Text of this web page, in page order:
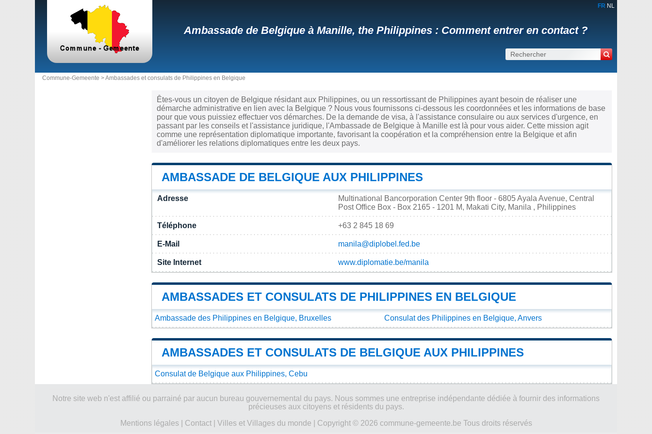
FR NL
Ambassade de Belgique à Manille, the Philippines : Comment entrer en contact ?
Commune-Gemeente >Ambassades et consulats de Philippines en Belgique
Êtes-vous un citoyen de Belgique résidant aux Philippines, ou un ressortissant de Philippines ayant besoin de réaliser une
démarche administrative en lien avec la Belgique ? Nous vous fournissons ci-dessous les coordonnées et les informations de base
pour que vous puissiez effectuer vos démarches. De la demande de visa, à l'assistance consulaire ou aux services d'urgence, en
passant par les conseils et l'assistance juridique, l'Ambassade de Belgique à Manille est là pour vous aider. Cette mission agit
comme une représentation diplomatique importante, favorisant la coopération et la compréhension entre la Belgique et afin
d'améliorer les relations diplomatiques entre les deux pays.
AMBASSADE DE BELGIQUE AUX PHILIPPINES
Adresse
Multinational Bancorporation Center 9th floor - 6805 Ayala Avenue, Central
Post Office Box - Box 2165 - 1201 M, Makati City, Manila , Philippines
Téléphone +63 2 845 18 69
E-Mail manila@diplobel.fed.be
Site Internet www.diplomatie.be/manila
AMBASSADES ET CONSULATS DE PHILIPPINES EN BELGIQUE
Ambassade des Philippines en Belgique, Bruxelles Consulat des Philippines en Belgique, Anvers
AMBASSADES ET CONSULATS DE BELGIQUE AUX PHILIPPINES
Consulat de Belgique aux Philippines, Cebu
Notre site web n'est affilié ou parrainé par aucun bureau gouvernemental du pays. Nous sommes une entreprise indépendante dédiée à fournir des informations
précieuses aux citoyens et résidents du pays.
Mentions légales| Contact| Villes et Villages du monde | Copyright © 2026 commune-gemeente.be Tous droits réservés